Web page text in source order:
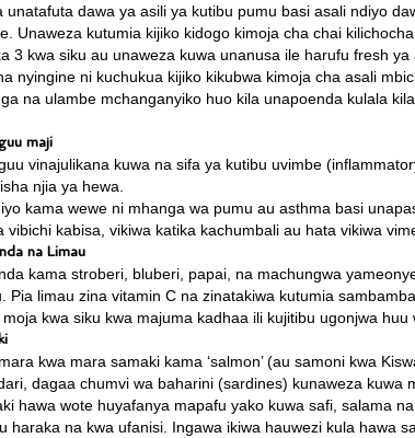
unatafuta dawa ya asili ya kutibu pumu basi asali ndiyo
Unaweza kutumia kijiko kidogo kimoja cha chai
3 kwa siku au unaweza kuwa unanusa ile harufu fresh ya
nyingine ni kuchukua kijiko kikubwa kimoja cha asali
na ulambe mchanganyiko huo kila unapoenda kulala
maji
vinajulikana kuwa na sifa ya kutibu uvimbe
njia ya hewa.
kama wewe ni mhanga wa pumu au asthma basi
vibichi kabisa, vikiwa katika kachumbali au hata vikiwa
na Limau
kama stroberi, bluberi, papai, na machungwa
Pia limau zina vitamin C na zinatakiwa kutumia
kwa siku kwa majuma kadhaa ili kujitibu ugonjwa huu
kwa mara samaki kama ‘salmon’ (au samoni kwa
dagaa chumvi wa baharini (sardines) kunaweza kuwa
hawa wote huyafanya mapafu yako kuwa safi, salama
haraka na kwa ufanisi. Ingawa ikiwa hauwezi kula hawa